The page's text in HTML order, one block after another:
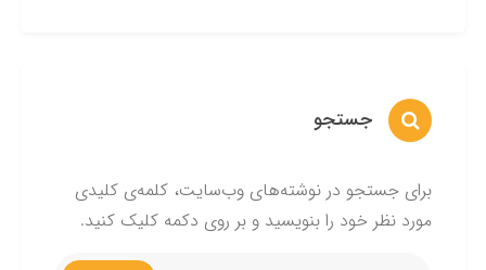
جستجو
برای جستجو در نوشته‌های وب‌سایت، کلمه‌ی کلیدی
مورد نظر خود را بنویسید و بر روی دکمه کلیک کنید.